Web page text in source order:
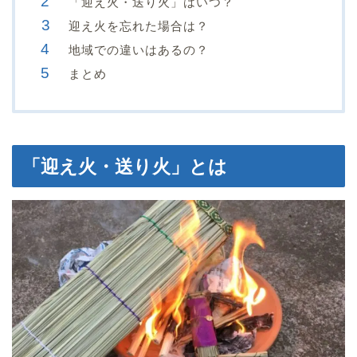
迎え火を忘れた場合は？
地域での違いはあるの？
まとめ
「迎え火・送り火」とは